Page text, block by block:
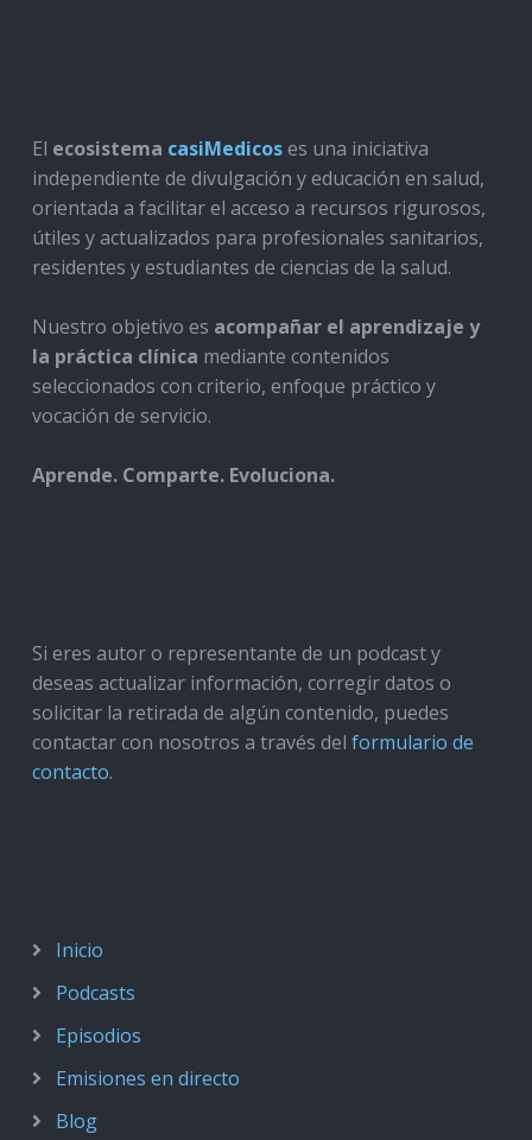
El ecosistema casiMedicoses una iniciativa
independiente de divulgación y educación en salud,
orientada a facilitar el acceso a recursos rigurosos,
útiles y actualizados para profesionales sanitarios,
residentes y estudiantes de ciencias de la salud.
Nuestro objetivo es acompañar el aprendizaje y
la práctica clínica mediante contenidos
seleccionados con criterio, enfoque práctico y
vocación de servicio.
Aprende. Comparte. Evoluciona.
Si eres autor o representante de un podcast y
deseas actualizar información, corregir datos o
solicitar la retirada de algún contenido, puedes
contactar con nosotros a través del formulario de
contacto.
Inicio
Podcasts
Episodios
Emisiones en directo
Blog